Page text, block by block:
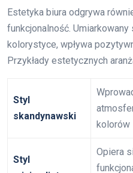
Estetyka biura odgrywa
funkcjonalność.
kolorystyce, wpływa
Przykłady estetycznych
Styl
skandynawski
kolorów
Styl
Opiera